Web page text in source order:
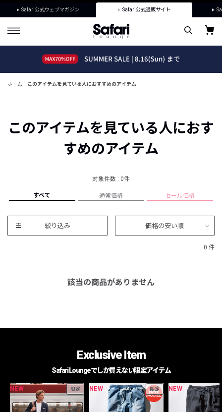
Safari公式ウェブマガジン Safari公式通販サイト
ホーム このアイテムを見ている人におすすめのアイテム
このアイテムを見ている人におす
すめのアイテム
対象件数 : 0件
すべて 通常価格 セール価格
絞り込み 価格の安い順
0 件
該当の商品がありません
Exclusive Item
Safari Loungeでしか買えない限定アイテム
NEW 限定 NEW 限定 NEW